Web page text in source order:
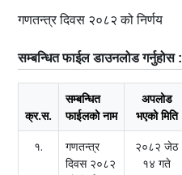
गणतन्त्र दिवस २०८२ को निर्णय
सम्बन्धित फाईल डाउनलोड गर्नुहोस :
क्र.स.
सम्बन्धित
फाईलको नाम
अपलोड
भएको मिति
१.
गणतन्त्र
दिवस २०८२
२०८२ जेठ
१४ गते